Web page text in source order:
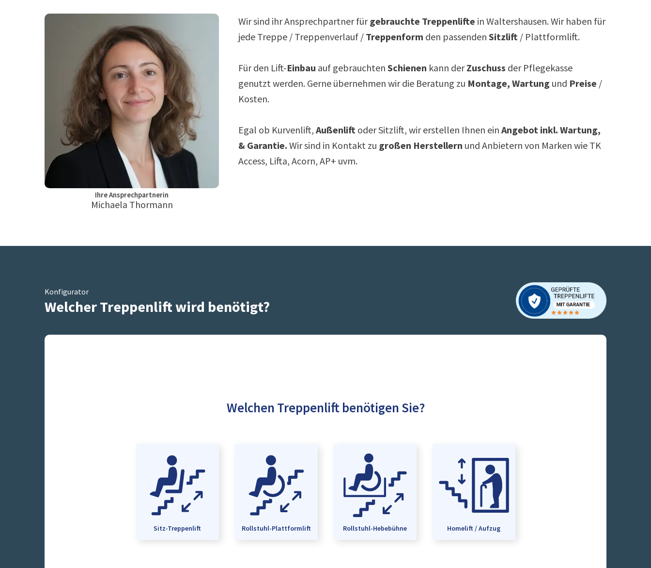
Ihre Ansprechpartnerin
Michaela Thormann
Wir sind ihr Ansprechpartner fürgebrauchte Treppenlifte in Waltershausen. Wir haben für
jede Treppe / Treppenverlauf / Treppenform den passenden Sitzlift / Plattformlift.
Für den Lift-Einbau auf gebrauchten Schienen kann derZuschuss der Pflegekasse
genutzt werden. Gerne übernehmen wir die Beratung zu Montage, Wartung und Preise /
Kosten.
Egal ob Kurvenlift, Außenlift oder Sitzlift, wir erstellen Ihnen ein Angebot inkl. Wartung,
& Garantie. Wir sind in Kontakt zu großen Herstellern und Anbietern von Marken wie TK
Access, Lifta, Acorn, AP+ uvm.
Konfigurator
Welcher Treppenlift wird benötigt?
Welchen Treppenlift benötigen Sie?
Sitz-Treppenlift Rollstuhl-Plattformlift Rollstuhl-Hebebühne Homelift / Aufzug